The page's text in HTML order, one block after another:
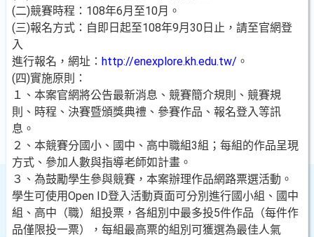
(二)競賽時程：108年6月至10月。
(三)報名方式：自即日起至108年9月30日止，請至官網登
入
進行報名，網址： http://enexplore.kh.edu.tw/ 。
(四)實施原則：
１、本案官網將公告最新消息、競賽簡介規則、競賽規
則、時程、決賽暨頒獎典禮、參賽作品、報名登入等訊
息。
２、本競賽分國小、國中、高中職組3組；每組的作品呈現
方式、參加人數與指導老師如計畫。
３、為鼓勵學生參與競賽，本案辦理作品網路票選活動。
學生可使用Open ID登入活動頁面可分別進行國小組、國中
組、高中（職）組投票，各組別中最多投5件作品（每件作
品僅限投一票），每組最高票的組別可獲選為最佳人氣